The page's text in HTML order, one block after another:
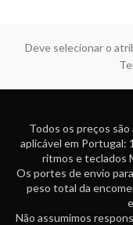
Deve selecionar o
Todos os preços
aplicável em Portugal:
ritmos e teclados
Os portes de envio
peso total da
Não assumimos